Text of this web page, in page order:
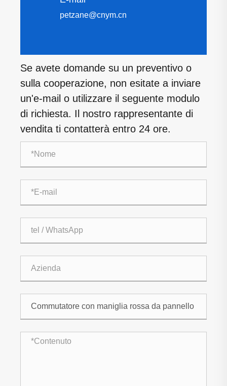
petzane@cnym.cn
Se avete domande su un preventivo o
sulla cooperazione, non esitate a inviare
un'e-mail o utilizzare il seguente modulo
di richiesta. Il nostro rappresentante di
vendita ti contatterà entro 24 ore.